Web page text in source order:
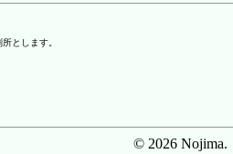
とします。
© 2026 Nojima.